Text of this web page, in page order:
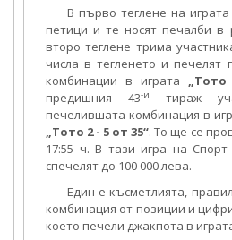
В първо теглене на играта
петици и те носят печалби
второ теглене трима
числа в тегленето и печелят
комбинации в играта
предишния 43-и
тираж
печелившата комбинация в
„Тото 2 - 5 от 35“. То ще се
17:55 ч. В тази игра на
спечелят до 100 000 лева.
Един е късметлията,
комбинация от позиции и
което печели джакпота в